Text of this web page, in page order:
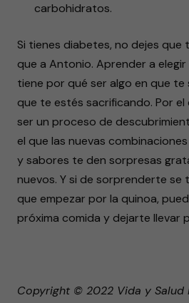
carbohidratos.
Si tienes diabetes, no dejes que
que a Antonio. Aprender a
tiene por qué ser algo en que
que te estés sacrificando. Por
ser un proceso de
el que las nuevas
y sabores te den sorpresas
nuevos. Y si de sorprenderte se
que empezar por la quinoa,
próxima comida y dejarte llevar
Copyright © 2022 Vida y Salud